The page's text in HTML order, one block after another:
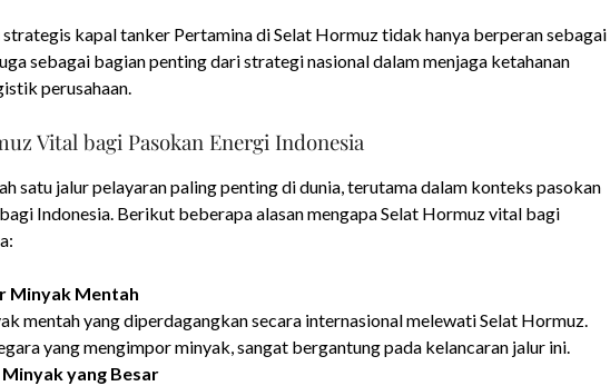
kapal tanker Pertamina di Selat Hormuz tidak hanya berperan sebagai
sebagai bagian penting dari strategi nasional dalam menjaga ketahanan
perusahaan.
Vital bagi Pasokan Energi Indonesia
satu jalur pelayaran paling penting di dunia, terutama dalam konteks pasokan
Indonesia. Berikut beberapa alasan mengapa Selat Hormuz vital bagi
Minyak Mentah
mentah yang diperdagangkan secara internasional melewati Selat Hormuz.
yang mengimpor minyak, sangat bergantung pada kelancaran jalur ini.
yang Besar